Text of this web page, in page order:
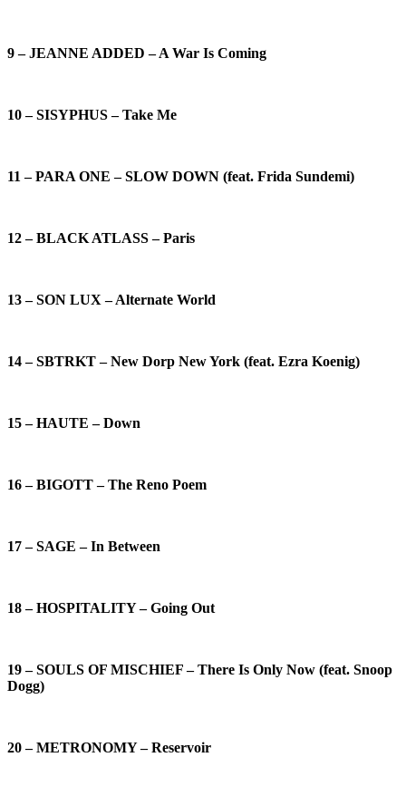
9 – JEANNE ADDED – A War Is Coming
10 – SISYPHUS – Take Me
11 – PARA ONE – SLOW DOWN (feat. Frida Sundemi)
12 – BLACK ATLASS – Paris
13 – SON LUX – Alternate World
14 – SBTRKT – New Dorp New York (feat. Ezra Koenig)
15 – HAUTE – Down
16 – BIGOTT – The Reno Poem
17 – SAGE – In Between
18 – HOSPITALITY – Going Out
19 – SOULS OF MISCHIEF – There Is Only Now (feat. Snoop
Dogg)
20 – METRONOMY – Reservoir